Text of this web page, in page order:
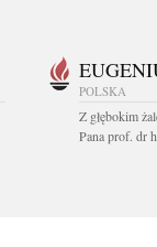
POLSKA
Z głębokim
Pana prof. dr